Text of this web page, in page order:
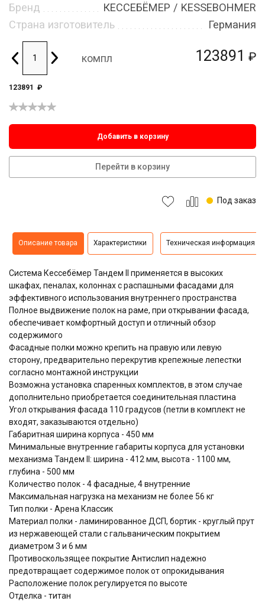
123891 ₽
Бренд
КЕССЕБЁМЕР / KESSEBOHMER
Страна изготовитель
Германия
компл
123891 ₽
Добавить в корзину
Перейти в корзину
Под заказ
Описание товара Характеристики Техническая информация
Система Кессебёмер Тандем II применяется в высоких
шкафах, пеналах, колоннах с распашными фасадами для
эффективного использования внутреннего пространства
Полное выдвижение полок на раме, при открывании фасада,
обеспечивает комфортный доступ и отличный обзор
содержимого
Фасадные полки можно крепить на правую или левую
сторону, предварительно перекрутив крепежные лепестки
согласно монтажной инструкции
Возможна установка спаренных комплектов, в этом случае
дополнительно приобретается соединительная пластина
Угол открывания фасада 110 градусов (петли в комплект не
входят, заказываются отдельно)
Габаритная ширина корпуса - 450 мм
Минимальные внутренние габариты корпуса для установки
механизма Тандем II: ширина - 412 мм, высота - 1100 мм,
глубина - 500 мм
Количество полок - 4 фасадные, 4 внутренние
Максимальная нагрузка на механизм не более 56 кг
Тип полки - Арена Классик
Материал полки - ламинированное ДСП, бортик - круглый прут
из нержавеющей стали с гальваническим покрытием
диаметром 3 и 6 мм
Противоскользящее покрытие Антислип надежно
предотвращает содержимое полок от опрокидывания
Расположение полок регулируется по высоте
Отделка - титан